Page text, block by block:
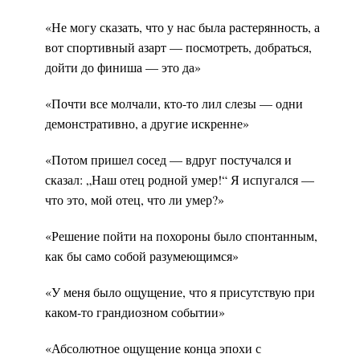
«Не могу сказать, что у нас была растерянность, а
вот спортивный азарт — посмотреть, добраться,
дойти до финиша — это да»
«Почти все молчали, кто-то лил слезы — одни
демонстративно, а другие искренне»
«Потом пришел сосед — вдруг постучался и
сказал: „Наш отец родной умер!“ Я испугался —
что это, мой отец, что ли умер?»
«Решение пойти на похороны было спонтанным,
как бы само собой разумеющимся»
«У меня было ощущение, что я присутствую при
каком-то грандиозном событии»
«Абсолютное ощущение конца эпохи с